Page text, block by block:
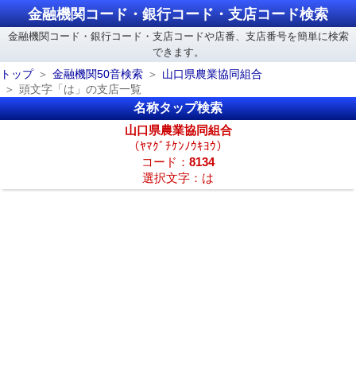
金融機関コード・銀行コード・支店コード検索
金融機関コード・銀行コード・支店コードや店番、支店番号を簡単に検索
できます。
トップ
金融機関50音検索
山口県農業協同組合
頭文字「は」の支店一覧
名称タップ検索
山口県農業協同組合
（ﾔﾏｸﾞﾁｹﾝﾉｳｷﾖｳ）
コード： 8134
選択文字：は